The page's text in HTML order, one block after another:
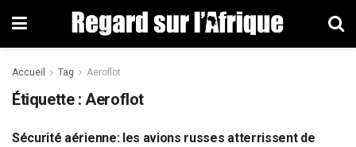
Accueil Tag Aeroflot
Étiquette : Aeroflot
DÉFENSE
Sécurité aérienne: les avions russes atterrissent de